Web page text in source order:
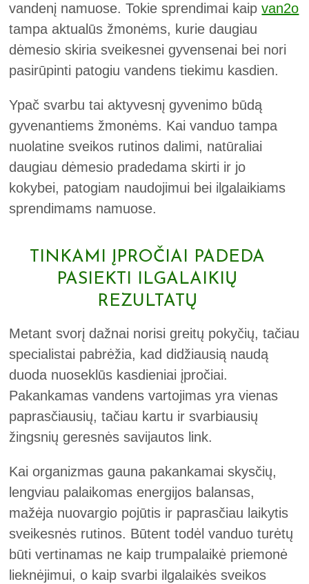
vandenį namuose. Tokie sprendimai kaipvan2o
tampa aktualūs žmonėms, kurie daugiau
dėmesio skiria sveikesnei gyvensenai bei nori
pasirūpinti patogiu vandens tiekimu kasdien.
Ypač svarbu tai aktyvesnį gyvenimo būdą
gyvenantiems žmonėms. Kai vanduo tampa
nuolatine sveikos rutinos dalimi, natūraliai
daugiau dėmesio pradedama skirti ir jo
kokybei, patogiam naudojimui bei ilgalaikiams
sprendimams namuose.
TINKAMI ĮPROČIAI PADEDA
PASIEKTI ILGALAIKIŲ
REZULTATŲ
Metant svorį dažnai norisi greitų pokyčių, tačiau
specialistai pabrėžia, kad didžiausią naudą
duoda nuoseklūs kasdieniai įpročiai.
Pakankamas vandens vartojimas yra vienas
paprasčiausių, tačiau kartu ir svarbiausių
žingsnių geresnės savijautos link.
Kai organizmas gauna pakankamai skysčių,
lengviau palaikomas energijos balansas,
mažėja nuovargio pojūtis ir paprasčiau laikytis
sveikesnės rutinos. Būtent todėl vanduo turėtų
būti vertinamas ne kaip trumpalaikė priemonė
lieknėjimui, o kaip svarbi ilgalaikės sveikos